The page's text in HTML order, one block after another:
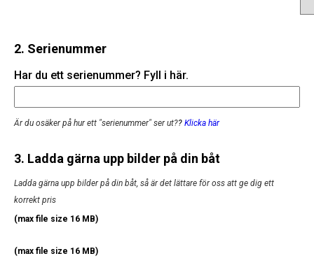
2. Serienummer
Har du ett serienummer? Fyll i här.
Är du osäker på hur ett "serienummer" ser ut?? Klicka här
3. Ladda gärna upp bilder på din båt
Ladda gärna upp bilder på din båt, så är det lättare för oss att ge dig ett
korrekt pris
(max file size 16 MB)
(max file size 16 MB)